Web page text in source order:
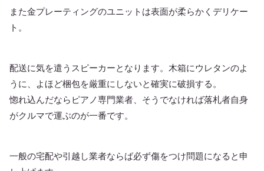
また金プレーティングのユニットは表面が柔らかくデリケー
ト。
配送に気を遣うスピーカーとなります。木箱にウレタンのよ
うに、よほど梱包を厳重にしないと確実に破損する。
惚れ込んだならピアノ専門業者、そうでなければ落札者自身
がクルマで運ぶのが一番です。
一般の宅配や引越し業者ならば必ず傷をつけ問題になると申